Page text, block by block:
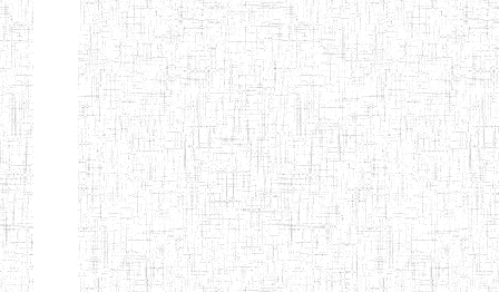
ENIEG BILINGUE
DE L'IPEP DE
BANDJOUN
05/09/2003 ENIEG
ENIEG PRIVEE
NANFAH
07/09/2012 ENIEG
ENPIEG TERESA
JANE
14/03/2014 ENIEG